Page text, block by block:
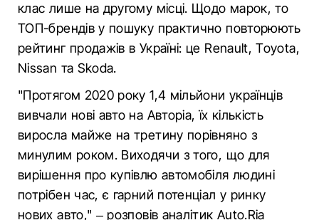
клас лише на другому місці. Щодо марок, то
ТОП-брендів у пошуку практично повторюють
рейтинг продажів в Україні: це Renault, Toyota,
Nissan та Skoda.
"Протягом 2020 року 1,4 мільйони українців
вивчали нові авто на Авторіа, їх кількість
виросла майже на третину порівняно з
минулим роком. Виходячи з того, що для
вирішення про купівлю автомобіля людині
потрібен час, є гарний потенціал у ринку
нових авто," – розповів аналітик Auto.Ria